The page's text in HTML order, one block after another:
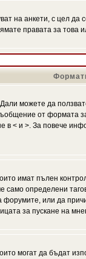
на анкети, с цел
правата за това
можете да
от формата
в < и >. За повече
имат пълен
само определени
форумите, или да
за пускане на
могат да бъдат